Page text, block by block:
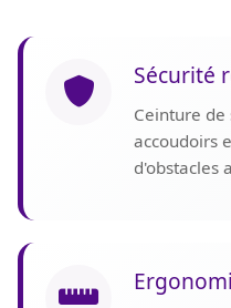
Sécurité
Ceinture de
accoudoirs
d'obstacles